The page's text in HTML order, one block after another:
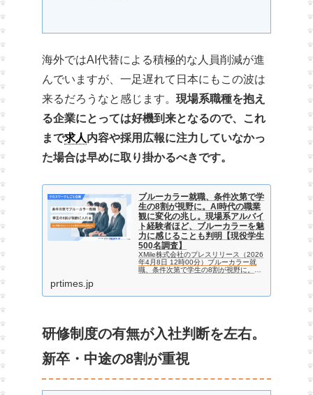
海外ではAI代替による積極的な人員削減が進
んでいますが、一足遅れて日本にもこの波は
来るだろうなと感じます。 現場系職種を抱え
る企業にとっては好機到来となるので、これ
まで求人内容や採用広報に注力していなかっ
た場合は早めに取り掛かるべきです。
ブルーカラー就職、条件次第で学
生の8割が視野に。AI時代の職業
観に変化の兆し。現場系アルバイ
ト経験者ほど、ブルーカラーを魅
力に感じることも判明【現役学生
500名調査】
XMile株式会社のプレスリリース（2026
年4月8日 12時00分）ブルーカラー就
職、条件次第で学生の8割が視野に。AI
prtimes.jp
研修制度の有無が入社判断を左右。
新卒・中途の8割が重視